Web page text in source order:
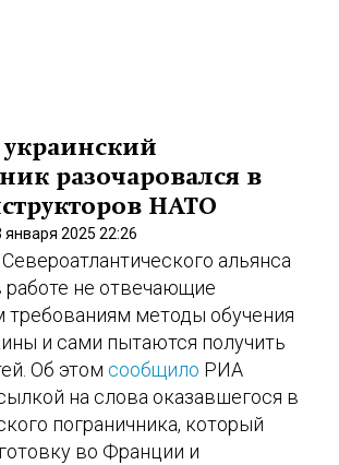
разочаровался в
НАТО
января 2025 22:26
альянса
работе не отвечающие
методы обучения
и сами пытаются получить
Об этом сообщило РИА
на слова оказавшегося в
пограничника, который
во Франции и